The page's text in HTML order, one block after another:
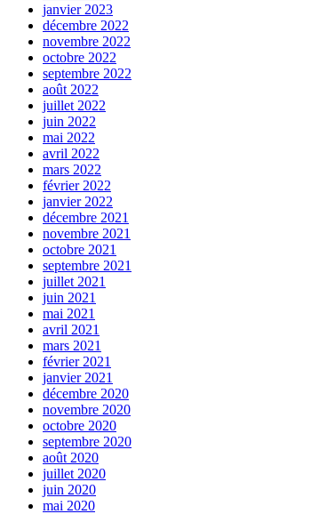
janvier 2023
décembre 2022
novembre 2022
octobre 2022
septembre 2022
août 2022
juillet 2022
juin 2022
mai 2022
avril 2022
mars 2022
février 2022
janvier 2022
décembre 2021
novembre 2021
octobre 2021
septembre 2021
juillet 2021
juin 2021
mai 2021
avril 2021
mars 2021
février 2021
janvier 2021
décembre 2020
novembre 2020
octobre 2020
septembre 2020
août 2020
juillet 2020
juin 2020
mai 2020